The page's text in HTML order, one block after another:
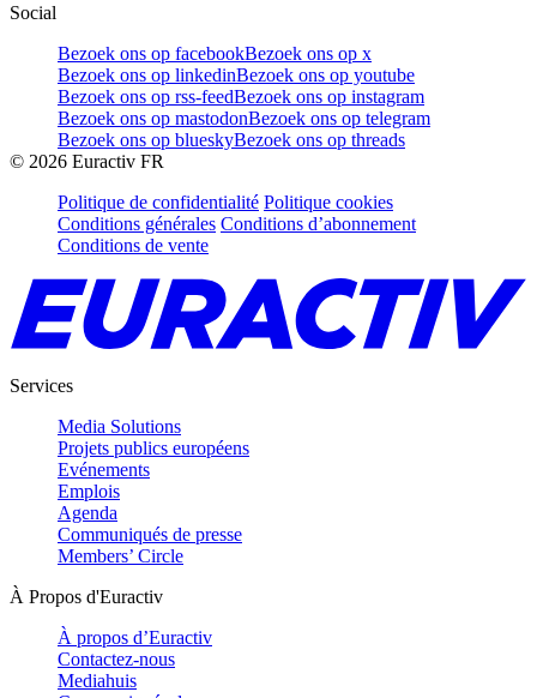
Social
Bezoek ons op facebookBezoek ons op x
Bezoek ons op linkedinBezoek ons op youtube
Bezoek ons op rss-feedBezoek ons op instagram
Bezoek ons op mastodonBezoek ons op telegram
Bezoek ons op blueskyBezoek ons op threads
© 2026 Euractiv FR
Politique de confidentialité Politique cookies
Conditions générales Conditions d’abonnement
Conditions de vente
Services
Media Solutions
Projets publics européens
Evénements
Emplois
Agenda
Communiqués de presse
Members’ Circle
À Propos d'Euractiv
À propos d’Euractiv
Contactez-nous
Mediahuis